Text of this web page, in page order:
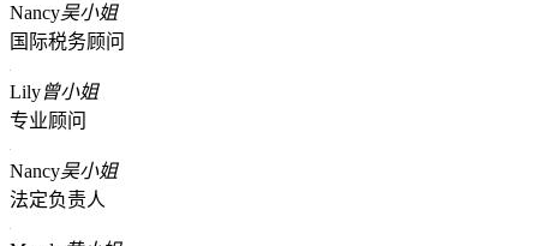
Nancy吴小姐
国际税务顾问
Lily曾小姐
专业顾问
Nancy吴小姐
法定负责人